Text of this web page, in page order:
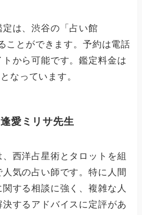
は、渋谷の「占い館
ことができます。予約は電話
トから可能です。鑑定料金は
なっています。
愛ミリサ先生
西洋占星術とタロットを組
気の占い師です。特に人間
する相談に強く、複雑な人
するアドバイスに定評があ